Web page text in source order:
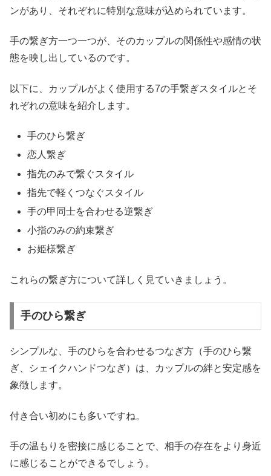
ンがあり、それぞれに特別な意味が込められています。
手の繋ぎ方一つ一つが、そのカップルの関係性や感情の状
態を映し出しているのです。
以下に、カップルがよく使用する7の手繋ぎスタイルとそ
れぞれの意味を紹介します。
手のひら繋ぎ
恋人繋ぎ
指先のみで繋ぐスタイル
指先で軽くつなぐスタイル
手の甲同士を合わせる逆繋ぎ
小指のみの約束繋ぎ
お姫様繋ぎ
これらの繋ぎ方について詳しく見ていきましょう。
手のひら繋ぎ
シンプルな、手のひらを合わせるつなぎ方（手のひら繋
ぎ、シェイクハンドつなぎ）は、
カップルの絆と安定感を
象徴します。
付き合い初めにも多いですね。
手の温もりを密接に感じることで、相手の存在をより身近
に感じることができるでしょう。